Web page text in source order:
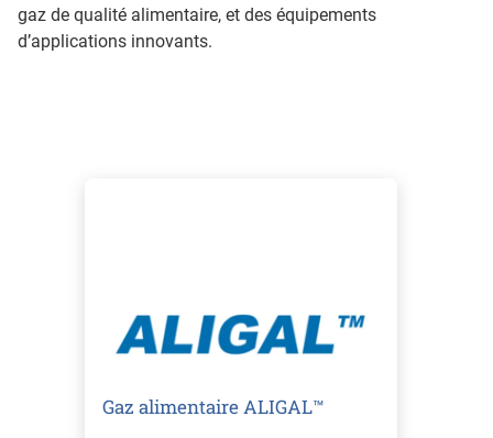
gaz de qualité alimentaire, et des équipements
d’applications innovants.
Gaz alimentaire ALIGAL™